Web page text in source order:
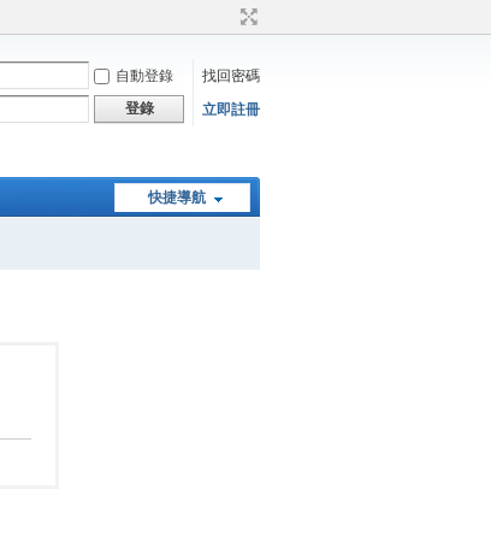
自動登錄
找回密碼
登錄 立即註冊
快捷導航